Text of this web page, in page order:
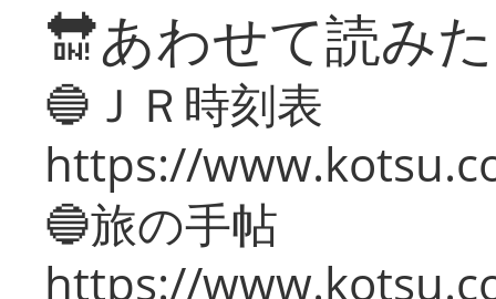
🔛あわせて読み
🔵ＪＲ時刻表
https://
🔵旅の手帖
https://